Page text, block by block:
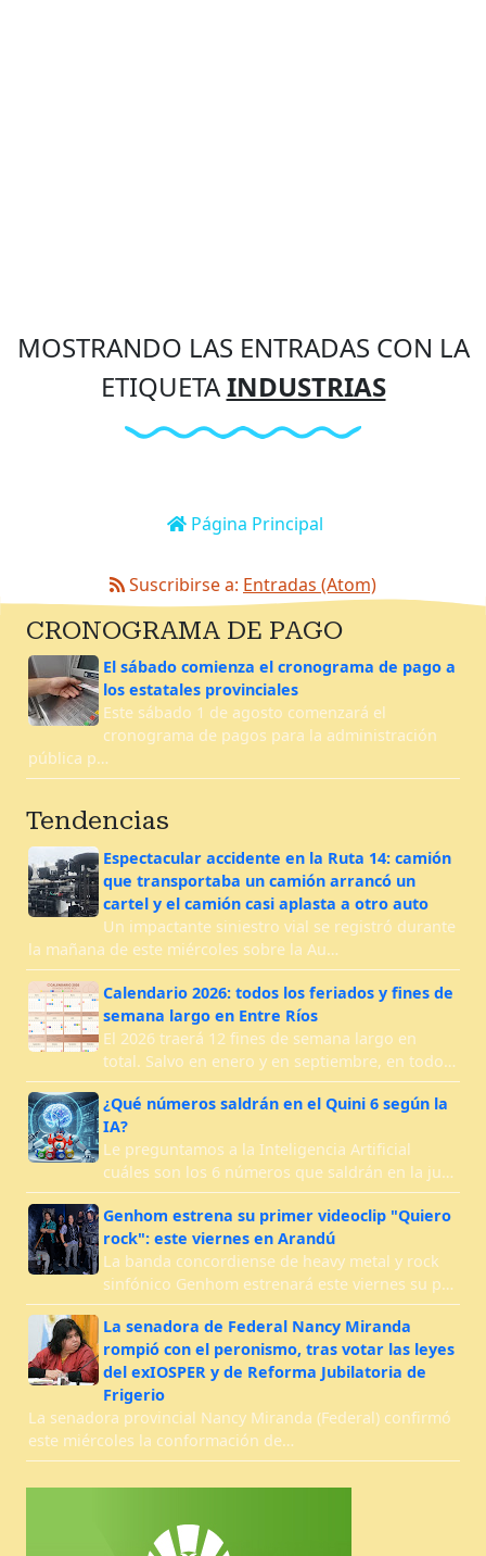
MOSTRANDO LAS ENTRADAS CON LA
ETIQUETAINDUSTRIAS
Página Principal
Suscribirse a: Entradas (Atom)
CRONOGRAMA DE PAGO
El sábado comienza el cronograma de pago a
los estatales provinciales
Este sábado 1 de agosto comenzará el
cronograma de pagos para la administración
pública p…
Tendencias
Espectacular accidente en la Ruta 14: camión
que transportaba un camión arrancó un
cartel y el camión casi aplasta a otro auto
Un impactante siniestro vial se registró durante
la mañana de este miércoles sobre la Au…
Calendario 2026: todos los feriados y fines de
semana largo en Entre Ríos
El 2026 traerá 12 fines de semana largo en
total. Salvo en enero y en septiembre, en todo…
¿Qué números saldrán en el Quini 6 según la
IA?
Le preguntamos a la Inteligencia Artificial
cuáles son los 6 números que saldrán en la ju…
Genhom estrena su primer videoclip "Quiero
rock": este viernes en Arandú
La banda concordiense de heavy metal y rock
sinfónico Genhom estrenará este viernes su p…
La senadora de Federal Nancy Miranda
rompió con el peronismo, tras votar las leyes
del exIOSPER y de Reforma Jubilatoria de
Frigerio
La senadora provincial Nancy Miranda (Federal) confirmó
este miércoles la conformación de…